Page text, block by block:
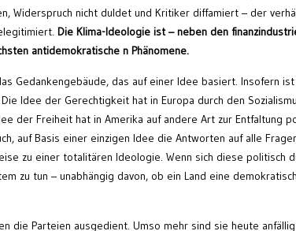
Widerspruch nicht duldet und Kritiker diffamiert – der
Die Klima-Ideologie ist – neben den
antidemokratische n Phänomene.
Gedankengebäude, das auf einer Idee basiert. Insofern
Idee der Gerechtigkeit hat in Europa durch den
der Freiheit hat in Amerika auf andere Art zur Entfaltung
auf Basis einer einzigen Idee die Antworten auf alle
zu einer totalitären Ideologie. Wenn sich diese politisch
zu tun – unabhängig davon, ob ein Land eine
die Parteien ausgedient. Umso mehr sind sie heute